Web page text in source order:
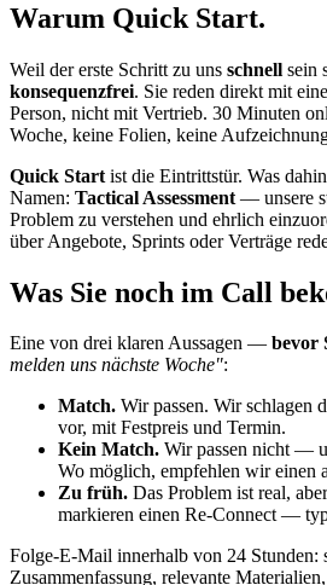
Warum Quick Start.
Weil der erste Schritt zu uns schnell sein
konsequenzfrei. Sie reden direkt mit
Person, nicht mit Vertrieb. 30 Minuten
Woche, keine Folien, keine
Quick Start ist die Eintrittstür. Was
Namen: Tactical Assessment — unsere
Problem zu verstehen und ehrlich
über Angebote, Sprints oder Verträge
Was Sie noch im Call
Eine von drei klaren Aussagen — bevor
melden uns nächste Woche":
Match. Wir passen. Wir schlagen
vor, mit Festpreis und Termin.
Kein Match. Wir passen nicht —
Wo möglich, empfehlen wir einen
Zu früh. Das Problem ist real,
markieren einen Re-Connect —
Folge-E-Mail innerhalb von 24 Stunden:
Zusammenfassung, relevante